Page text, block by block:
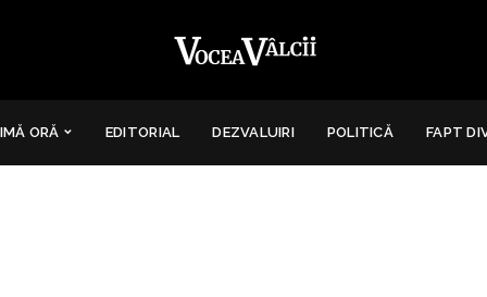
ORĂ EDITORIAL DEZVALUIRI POLITICĂ FAPT